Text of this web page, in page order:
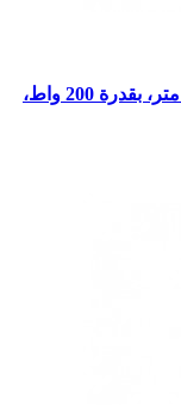
كابل سينديم تايب C للشحن السريع، بطول 1 متر، بقدرة 200 واط،